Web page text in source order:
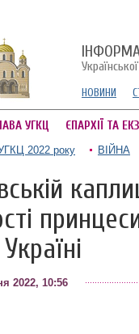
НОВИНИ
УГКЦ ЄПАРХІЇ ТА
2022 року ВІЙНА
2022, 10:56